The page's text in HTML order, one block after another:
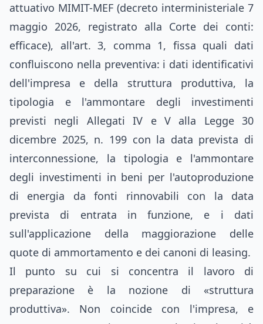
attuativo MIMIT-MEF (decreto interministeriale 7
maggio 2026, registrato alla Corte dei conti:
efficace), all'art. 3, comma 1, fissa quali dati
confluiscono nella preventiva: i dati identificativi
dell'impresa e della struttura produttiva, la
tipologia e l'ammontare degli investimenti
previsti negli Allegati IV e V alla Legge 30
dicembre 2025, n. 199 con la data prevista di
interconnessione, la tipologia e l'ammontare
degli investimenti in beni per l'autoproduzione
di energia da fonti rinnovabili con la data
prevista di entrata in funzione, e i dati
sull'applicazione della maggiorazione delle
quote di ammortamento e dei canoni di leasing.
Il punto su cui si concentra il lavoro di
preparazione è la nozione di «struttura
produttiva». Non coincide con l'impresa, e